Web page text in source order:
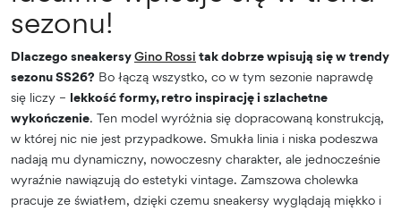
sezonu!
Dlaczego sneakersyGino Rossi tak dobrze wpisują się w trendy
sezonu SS26? Bo łączą wszystko, co w tym sezonie naprawdę
się liczy – lekkość formy, retro inspirację i szlachetne
wykończenie. Ten model wyróżnia się dopracowaną konstrukcją,
w której nic nie jest przypadkowe. Smukła linia i niska podeszwa
nadają mu dynamiczny, nowoczesny charakter, ale jednocześnie
wyraźnie nawiązują do estetyki vintage. Zamszowa cholewka
pracuje ze światłem, dzięki czemu sneakersy wyglądają miękko i